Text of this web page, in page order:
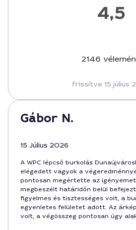
4,5
2146
frissítve 15 július
Gábor N.
15 Július 2026
A WPC lépcső burkolás
elégedett vagyok a
pontosan megértette az
megbeszélt határidőn belül
figyelmes és tisztességes volt, a
egyenletes felületet adott. Az
volt, a végösszeg pontosan úgy